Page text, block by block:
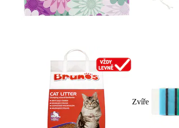
Zvíře